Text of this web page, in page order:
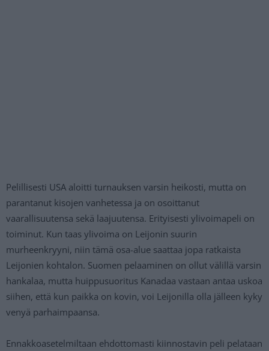
Pelillisesti USA aloitti turnauksen varsin heikosti, mutta on
parantanut kisojen vanhetessa ja on osoittanut
vaarallisuutensa sekä laajuutensa. Erityisesti ylivoimapeli on
toiminut. Kun taas ylivoima on Leijonin suurin
murheenkryyni, niin tämä osa-alue saattaa jopa ratkaista
Leijonien kohtalon. Suomen pelaaminen on ollut välillä varsin
hankalaa, mutta huippusuoritus Kanadaa vastaan antaa uskoa
siihen, että kun paikka on kovin, voi Leijonilla olla jälleen kyky
venyä parhaimpaansa.
Ennakkoasetelmiltaan ehdottomasti kiinnostavin peli pelataan